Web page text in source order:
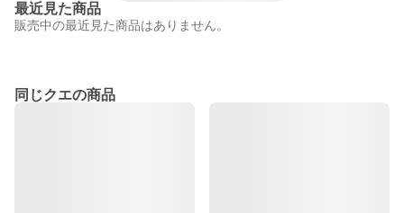
最近見た商品
販売中の最近見た商品はありません。
同じクエの商品